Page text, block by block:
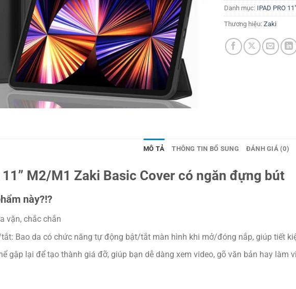
Danh mục: IPAD PRO
Thương hiệu: Zaki
MÔ TẢ THÔNG TIN BỔ SUNG ĐÁNH GIÁ (0)
M2/M1 Zaki Basic Cover có ngăn đựng bút
này?!?
vặn, chắc chắn
Bao da có chức năng tự động bật/tắt màn hình khi mở/đóng nắp, giúp tiết
gập lại để tạo thành giá đỡ, giúp bạn dễ dàng xem video, gõ văn bản hay làm